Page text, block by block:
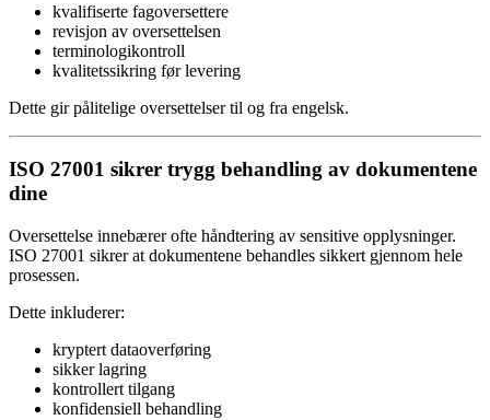
kvalifiserte fagoversettere
revisjon av oversettelsen
terminologikontroll
kvalitetssikring før levering
Dette gir pålitelige oversettelser til og fra engelsk.
ISO 27001 sikrer trygg behandling av dokumentene
dine
Oversettelse innebærer ofte håndtering av sensitive opplysninger.
ISO 27001 sikrer at dokumentene behandles sikkert gjennom hele
prosessen.
Dette inkluderer:
kryptert dataoverføring
sikker lagring
kontrollert tilgang
konfidensiell behandling